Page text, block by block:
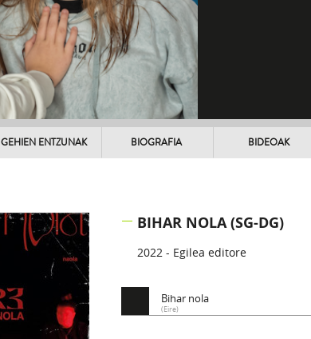
GEHIEN ENTZUNAK BIOGRAFIA BIDEOAK
BIHAR NOLA (SG-DG)
2022 - Egilea editore
Bihar nola
(Eire)